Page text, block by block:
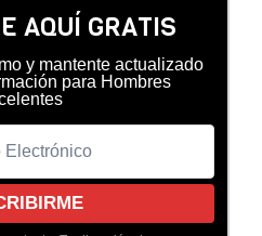
AQUÍ GRATIS
y mantente actualizado
para Hombres